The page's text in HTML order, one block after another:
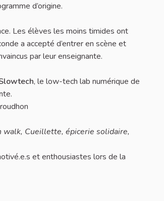
d’origine.
Les élèves les moins timides ont
a accepté d’entrer en scène et
par leur enseignante.
, le low-tech lab numérique de
walk, Cueillette, épicerie solidaire,
et enthousiastes lors de la